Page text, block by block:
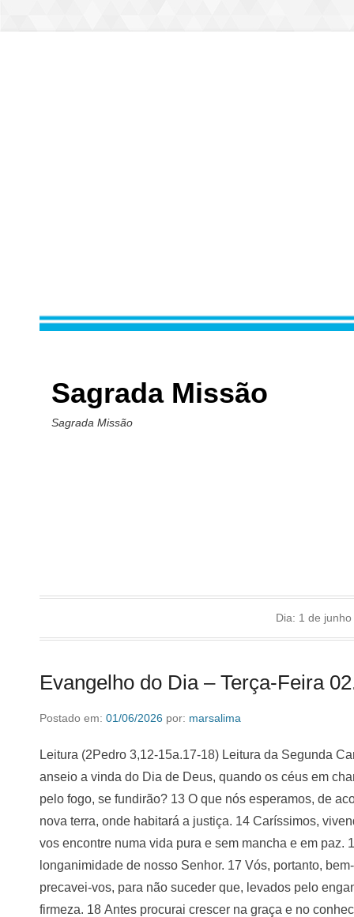
Sagrada Missão
Sagrada Missão
Dia: 1 de
Evangelho do Dia – Terça-Feira
Postado em: 01/06/2026 por: marsalima
Leitura (2Pedro 3,12-15a.17-18) Leitura da Segunda
anseio a vinda do Dia de Deus, quando os céus em
pelo fogo, se fundirão? 13 O que nós esperamos, de
nova terra, onde habitará a justiça. 14 Caríssimos,
vos encontre numa vida pura e sem mancha e em paz.
longanimidade de nosso Senhor. 17 Vós, portanto,
precavei-vos, para não suceder que, levados pelo
firmeza. 18 Antes procurai crescer na graça e no